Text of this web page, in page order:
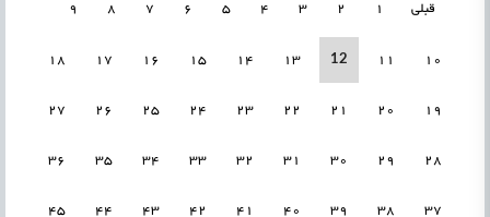
قبلی 1
2
3
4
5
6
7
8
9
10
11
12
13
14
15
16
17
18
19
20
21
22
23
24
25
26
27
28
29
30
31
32
33
34
35
36
37
38
39
40
41
42
43
44
45